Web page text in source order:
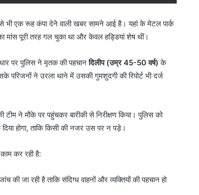
भी एक रूह कंपा देने वाली खबर सामने आई है। यहां के मेटल पार्क
मांस पूरी तरह गल चुका था और केवल हड्डियां शेष थीं।
पर पुलिस ने मृतक की पहचानदिलीप (उम्र 45-50 वर्ष) के
ने उरला थाने में उसकी गुमशुदगी की रिपोर्ट भी दर्ज
ने मौके पर पहुंचकर बारीकी से निरीक्षण किया। पुलिस को
होगा, ताकि किसी की नजर उस पर न पड़े।
कर रही है:
की जा रही है ताकि संदिग्ध वाहनों और व्यक्तियों की पहचान हो